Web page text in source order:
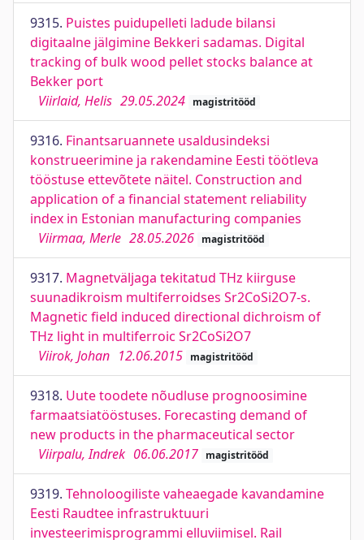
9315. Puistes puidupelleti ladude bilansi
digitaalne jälgimine Bekkeri sadamas. Digital
tracking of bulk wood pellet stocks balance at
Bekker port
Viirlaid, Helis 29.05.2024 magistritööd
9316. Finantsaruannete usaldusindeksi
konstrueerimine ja rakendamine Eesti töötleva
tööstuse ettevõtete näitel. Construction and
application of a financial statement reliability
index in Estonian manufacturing companies
Viirmaa, Merle 28.05.2026 magistritööd
9317. Magnetväljaga tekitatud THz kiirguse
suunadikroism multiferroidses Sr2CoSi2O7-s.
Magnetic field induced directional dichroism of
THz light in multiferroic Sr2CoSi2O7
Viirok, Johan 12.06.2015 magistritööd
9318. Uute toodete nõudluse prognoosimine
farmaatsiatööstuses. Forecasting demand of
new products in the pharmaceutical sector
Viirpalu, Indrek 06.06.2017 magistritööd
9319. Tehnoloogiliste vaheaegade kavandamine
Eesti Raudtee infrastruktuuri
investeerimisprogrammi elluviimisel. Rail